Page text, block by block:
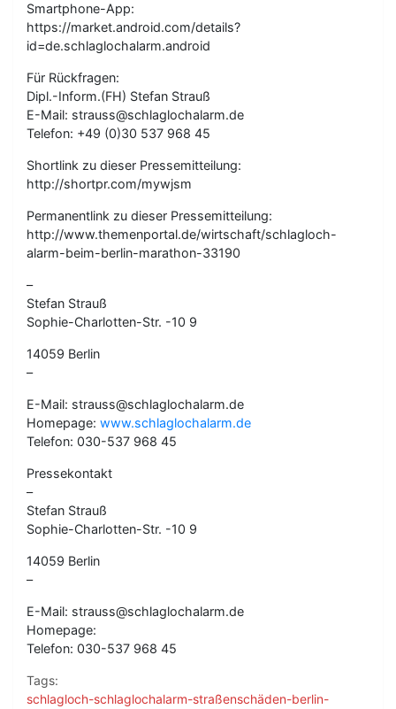
Smartphone-App:
https://market.android.com/details?
id=de.schlaglochalarm.android
Für Rückfragen:
Dipl.-Inform.(FH) Stefan Strauß
E-Mail: strauss@schlaglochalarm.de
Telefon: +49 (0)30 537 968 45
Shortlink zu dieser Pressemitteilung:
http://shortpr.com/mywjsm
Permanentlink zu dieser Pressemitteilung:
http://www.themenportal.de/wirtschaft/schlagloch-
alarm-beim-berlin-marathon-33190
–
Stefan Strauß
Sophie-Charlotten-Str. -10 9
14059 Berlin
–
E-Mail: strauss@schlaglochalarm.de
Homepage: www.schlaglochalarm.de
Telefon: 030-537 968 45
Pressekontakt
–
Stefan Strauß
Sophie-Charlotten-Str. -10 9
14059 Berlin
–
E-Mail: strauss@schlaglochalarm.de
Homepage:
Telefon: 030-537 968 45
Tags:
schlagloch-schlaglochalarm-straßenschäden-berlin-